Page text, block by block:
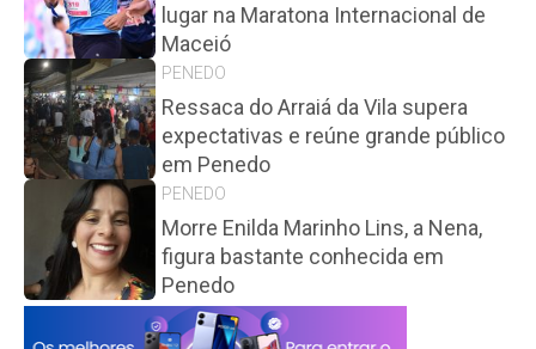
lugar na Maratona Internacional de
Maceió
PENEDO
Ressaca do Arraiá da Vila supera
expectativas e reúne grande público
em Penedo
PENEDO
Morre Enilda Marinho Lins, a Nena,
figura bastante conhecida em
Penedo